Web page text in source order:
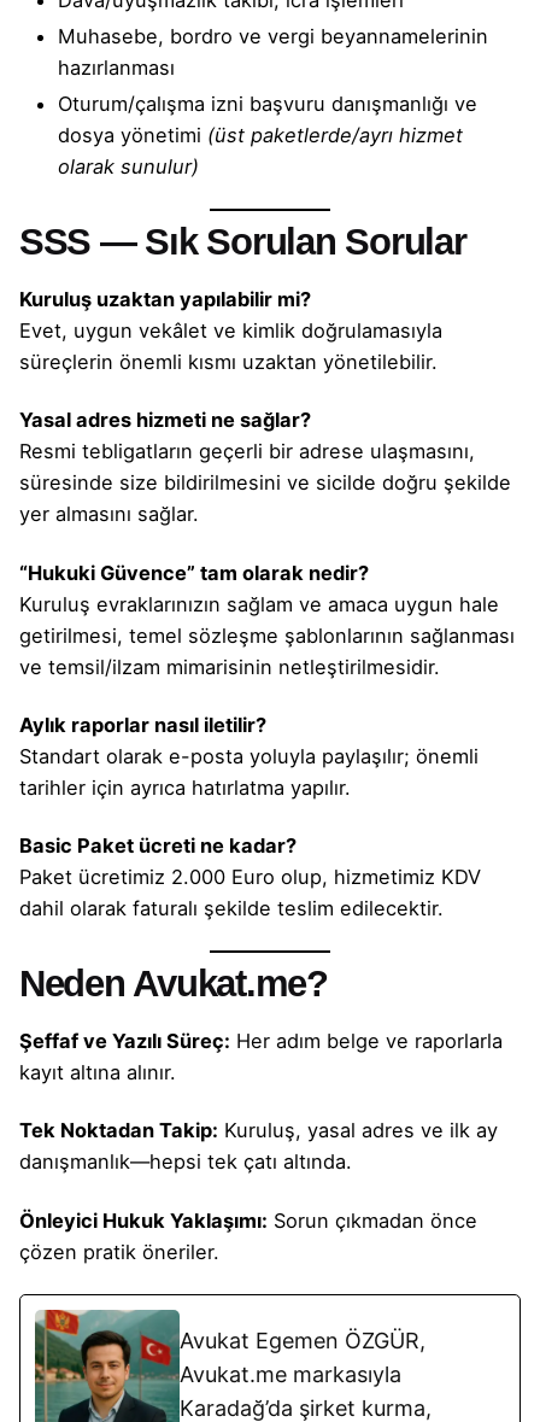
Muhasebe, bordro ve vergi beyannamelerinin
hazırlanması
Oturum/çalışma izni başvuru danışmanlığı ve
dosya yönetimi (üst paketlerde/ayrı hizmet
olarak sunulur)
SSS — Sık Sorulan Sorular
Kuruluş uzaktan yapılabilir mi?
Evet, uygun vekâlet ve kimlik doğrulamasıyla
süreçlerin önemli kısmı uzaktan yönetilebilir.
Yasal adres hizmeti ne sağlar?
Resmi tebligatların geçerli bir adrese ulaşmasını,
süresinde size bildirilmesini ve sicilde doğru şekilde
yer almasını sağlar.
“Hukuki Güvence” tam olarak nedir?
Kuruluş evraklarınızın sağlam ve amaca uygun hale
getirilmesi, temel sözleşme şablonlarının sağlanması
ve temsil/ilzam mimarisinin netleştirilmesidir.
Aylık raporlar nasıl iletilir?
Standart olarak e-posta yoluyla paylaşılır; önemli
tarihler için ayrıca hatırlatma yapılır.
Basic Paket ücreti ne kadar?
Paket ücretimiz 2.000 Euro olup, hizmetimiz KDV
dahil olarak faturalı şekilde teslim edilecektir.
Neden Avukat.me?
Şeffaf ve Yazılı Süreç: Her adım belge ve raporlarla
kayıt altına alınır.
Tek Noktadan Takip: Kuruluş, yasal adres ve ilk ay
danışmanlık—hepsi tek çatı altında.
Önleyici Hukuk Yaklaşımı: Sorun çıkmadan önce
çözen pratik öneriler.
Avukat Egemen ÖZGÜR,
Avukat.me markasıyla
Karadağ’da şirket kurma,